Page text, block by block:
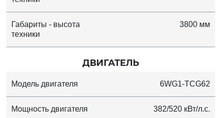
Габариты - высота
техники
3800 мм
ДВИГАТЕЛЬ
Модель двигателя 6WG1-TCG62
Мощность двигателя 382/520 кВт/л.с.